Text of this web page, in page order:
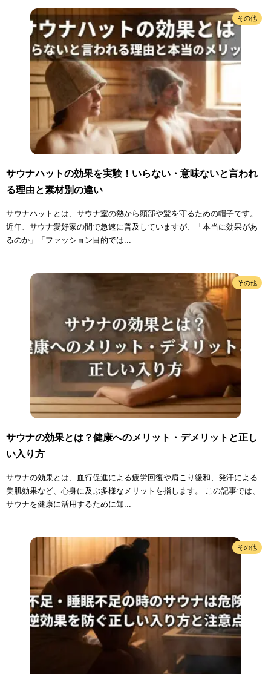
その他
サウナハットの効果を実験！いらない・意味ないと言われ
る理由と素材別の違い
サウナハットとは、サウナ室の熱から頭部や髪を守るための帽子です。
近年、サウナ愛好家の間で急速に普及していますが、「本当に効果があ
るのか」「ファッション目的では...
その他
サウナの効果とは？健康へのメリット・デメリットと正し
い入り方
サウナの効果とは、血行促進による疲労回復や肩こり緩和、発汗による
美肌効果など、心身に及ぶ多様なメリットを指します。 この記事では、
サウナを健康に活用するために知...
その他